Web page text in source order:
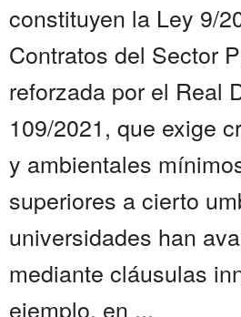
constituyen la Ley 9/
Contratos del Sector
reforzada por el Real
109/2021, que exige
y ambientales
superiores a cierto
universidades han
mediante cláusulas
ejemplo, en ...